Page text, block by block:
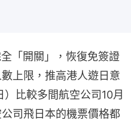
「開關」，恢復免簽證
上限，推高港人遊日意
比較多間航空公司10月
司飛日本的機票價格都